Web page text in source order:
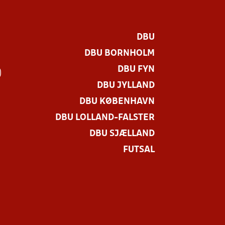
DBU
DBU BORNHOLM
DBU FYN
DBU JYLLAND
DBU KØBENHAVN
DBU LOLLAND-FALSTER
DBU SJÆLLAND
FUTSAL